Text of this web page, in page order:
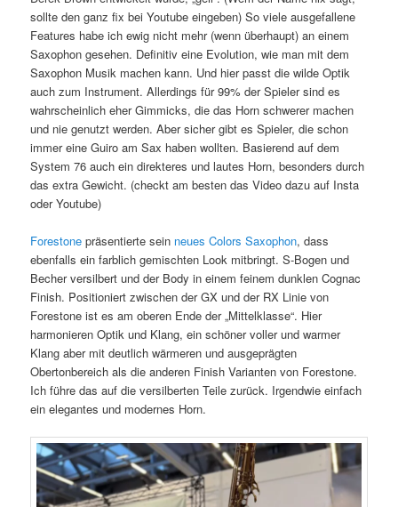
sollte den ganz fix bei Youtube eingeben) So viele ausgefallene
Features habe ich ewig nicht mehr (wenn überhaupt) an einem
Saxophon gesehen. Definitiv eine Evolution, wie man mit dem
Saxophon Musik machen kann. Und hier passt die wilde Optik
auch zum Instrument. Allerdings für 99% der Spieler sind es
wahrscheinlich eher Gimmicks, die das Horn schwerer machen
und nie genutzt werden. Aber sicher gibt es Spieler, die schon
immer eine Guiro am Sax haben wollten. Basierend auf dem
System 76 auch ein direkteres und lautes Horn, besonders durch
das extra Gewicht. (checkt am besten das Video dazu auf Insta
oder Youtube)
Forestone präsentierte sein neues Colors Saxophon, dass
ebenfalls ein farblich gemischten Look mitbringt. S-Bogen und
Becher versilbert und der Body in einem feinem dunklen Cognac
Finish. Positioniert zwischen der GX und der RX Linie von
Forestone ist es am oberen Ende der „Mittelklasse“. Hier
harmonieren Optik und Klang, ein schöner voller und warmer
Klang aber mit deutlich wärmeren und ausgeprägten
Obertonbereich als die anderen Finish Varianten von Forestone.
Ich führe das auf die versilberten Teile zurück. Irgendwie einfach
ein elegantes und modernes Horn.